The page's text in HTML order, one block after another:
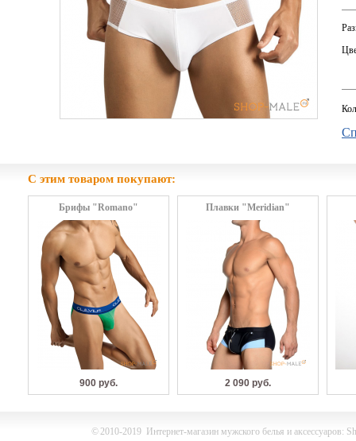
С этим товаром покупают:
Брифы "Romano"
900 руб.
Плавки "Meridian"
2 090 руб.
©2010-2019 Интернет-магазин мужского белья и аксессуаров: